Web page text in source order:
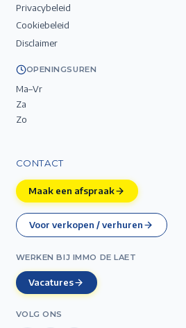
Privacybeleid
Cookiebeleid
Disclaimer
OPENINGSUREN
Ma–Vr
Za
Zo
CONTACT
Maak een afspraak
Voor verkopen / verhuren
WERKEN BIJ IMMO DE LAET
Vacatures
VOLG ONS